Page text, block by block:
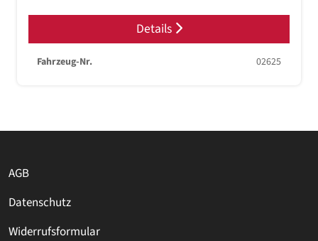
Details
Fahrzeug-Nr. 02625
AGB
Datenschutz
Widerrufsformular